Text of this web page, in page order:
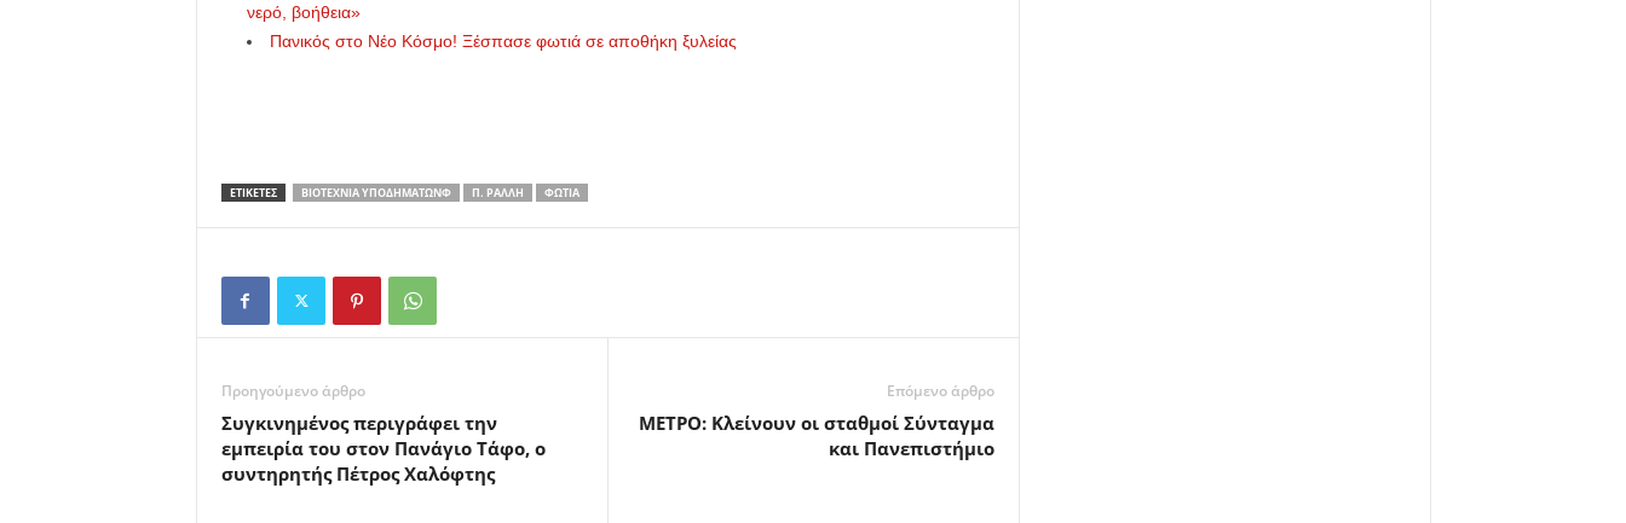
νερό, βοήθεια»
Πανικός στο Νέο Κόσμο! Ξέσπασε φωτιά σε αποθήκη ξυλείας
ΕΤΙΚΕΤΕΣ ΒΙΟΤΕΧΝΊΑ ΥΠΟΔΗΜΆΤΩΝΦ Π. ΡΆΛΛΗ ΦΩΤΙΆ
Προηγούμενο άρθρο
Συγκινημένος περιγράφει την
εμπειρία του στον Πανάγιο Τάφο, ο
συντηρητής Πέτρος Χαλόφτης
Επόμενο άρθρο
ΜΕΤΡΟ: Κλείνουν οι σταθμοί Σύνταγμα
και Πανεπιστήμιο